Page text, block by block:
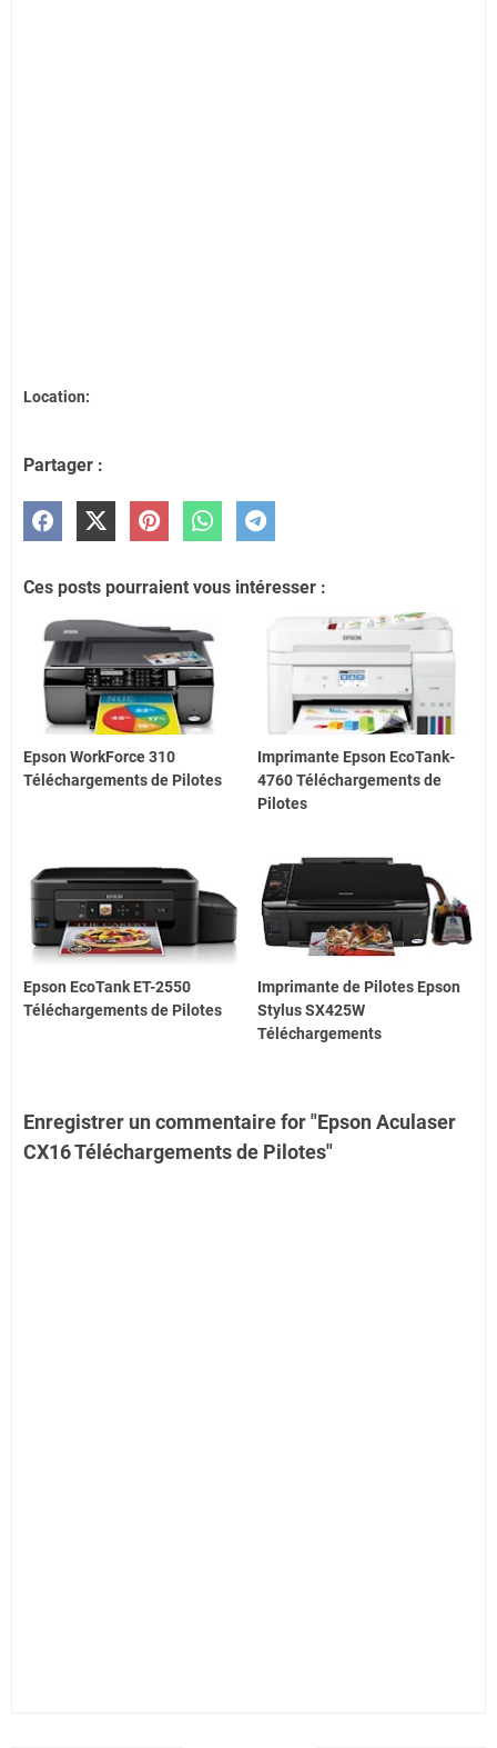
Location:
Partager :
Ces posts pourraient vous intéresser :
Epson WorkForce 310
Téléchargements de Pilotes
Imprimante Epson EcoTank-
4760 Téléchargements de
Pilotes
Epson EcoTank ET-2550
Téléchargements de Pilotes
Imprimante de Pilotes Epson
Stylus SX425W
Téléchargements
Enregistrer un commentaire for "Epson Aculaser
CX16 Téléchargements de Pilotes"